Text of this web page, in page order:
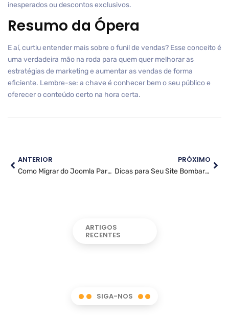
inesperados ou descontos exclusivos.
Resumo da Ópera
E aí, curtiu entender mais sobre o funil de vendas? Esse conceito é
uma verdadeira mão na roda para quem quer melhorar as
estratégias de marketing e aumentar as vendas de forma
eficiente. Lembre-se: a chave é conhecer bem o seu público e
oferecer o conteúdo certo na hora certa.
ANTERIOR
Como Migrar do Joomla Para WordPress
PRÓXIMO
Dicas para Seu Site Bombar na Primeira Página do Google
ARTIGOS
RECENTES
SIGA-NOS